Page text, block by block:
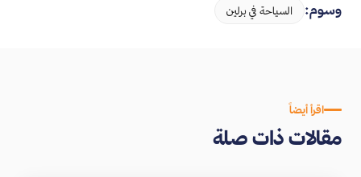
وسوم: السياحة في برلين
اقرأ أيضاً
مقالات ذات صلة